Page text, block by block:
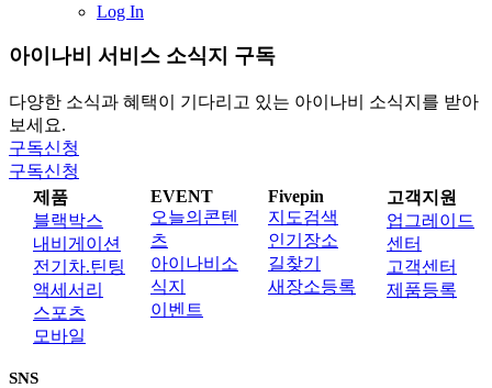
Log In
아이나비 서비스 소식지 구독
다양한 소식과 혜택이 기다리고 있는 아이나비 소식지를 받아
보세요.
구독신청
구독신청
제품
블랙박스
내비게이션
전기차.틴팅
액세서리
스포츠
모바일
EVENT
오늘의콘텐
츠
아이나비소
식지
이벤트
Fivepin
지도검색
인기장소
길찾기
새장소등록
고객지원
업그레이드
센터
고객센터
제품등록
SNS